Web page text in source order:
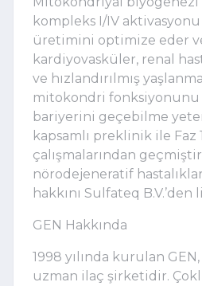
kompleks I/IV
üretimini optimize eder
kardiyovasküler, renal
ve hızlandırılmış
mitokondri fonksiyonunu
bariyerini geçebilme
kapsamlı preklinik ile
çalışmalarından
nörodejeneratif
hakkını Sulfateq B.V.’den
GEN Hakkında
1998 yılında kurulan
uzman ilaç şirketidir.